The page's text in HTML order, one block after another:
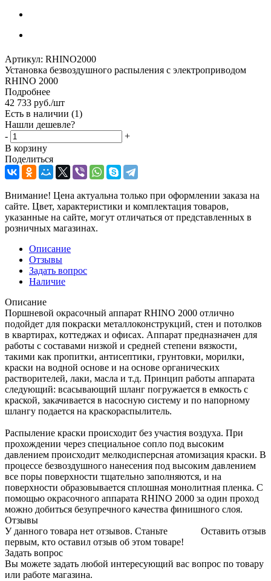
Артикул: RHINO2000
Установка безвоздушного распыления с электроприводом
RHINO 2000
Подробнее
42 733 руб./шт
Есть в наличии (1)
Нашли дешевле?
-
+
В корзину
Поделиться
Внимание! Цена актуальна только при оформлении заказа на
сайте. Цвет, характеристики и комплектация товаров,
указанные на сайте, могут отличаться от представленных в
розничных магазинах.
Описание
Отзывы
Задать вопрос
Наличие
Описание
Поршневой окрасочный аппарат RHINO 2000 отлично
подойдет для покраски металлоконструкций, стен и потолков
в квартирах, коттеджах и офисах. Аппарат предназначен для
работы с составами низкой и средней степени вязкости,
такими как пропитки, антисептики, грунтовки, морилки,
краски на водной основе и на основе органических
растворителей, лаки, масла и т.д. Принцип работы аппарата
следующий: всасывающий шланг погружается в емкость с
краской, закачивается в насосную систему и по напорному
шлангу подается на краскораспылитель.
Распыление краски происходит без участия воздуха. При
прохождении через специальное сопло под высоким
давлением происходит мелкодисперсная атомизация краски. В
процессе безвоздушного нанесения под высоким давлением
все поры поверхности тщательно заполняются, и на
поверхности образовывается сплошная монолитная пленка. С
помощью окрасочного аппарата RHINO 2000 за один проход
можно добиться безупречного качества финишного слоя.
Отзывы
Оставить отзыв
У данного товара нет отзывов. Станьте
первым, кто оставил отзыв об этом товаре!
Задать вопрос
Вы можете задать любой интересующий вас вопрос по товару
или работе магазина.